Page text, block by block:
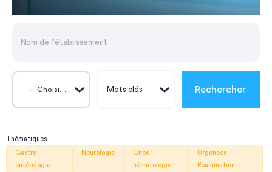
Thématiques
Gastro-
entérologie
Neurologie
Onco-
hématologie
Urgences-
Réanimation